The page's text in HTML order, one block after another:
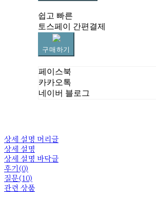
쉽고 빠른
토스페이 간편결제
구매하기
페이스북
카카오톡
네이버 블로그
상세 설명 머리글
상세 설명
상세 설명 바닥글
후기(0)
질문(10)
관련 상품